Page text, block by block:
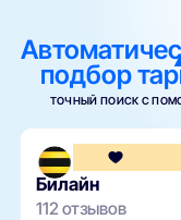
подбор
ТОЧНЫЙ ПОИСК С
Билайн
112 отзывов